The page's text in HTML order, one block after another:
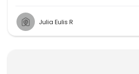
Julia Eulis R